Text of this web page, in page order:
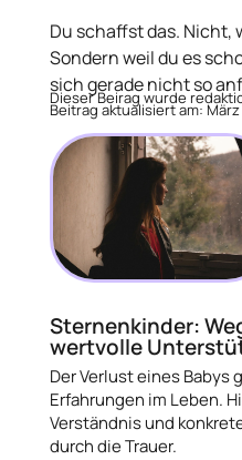
Du schaffst das. Nicht,
Sondern weil du es
sich gerade nicht so
Beitrag aktualisiert am:
Dieser Beirag wurde
Sternenkinder:
wertvolle
Der Verlust eines
Erfahrungen im Leben.
Verständnis und
durch die Trauer.